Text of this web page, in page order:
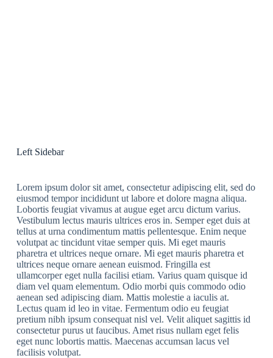
Left Sidebar
Lorem ipsum dolor sit amet, consectetur adipiscing elit, sed do
eiusmod tempor incididunt ut labore et dolore magna aliqua.
Lobortis feugiat vivamus at augue eget arcu dictum varius.
Vestibulum lectus mauris ultrices eros in. Semper eget duis at
tellus at urna condimentum mattis pellentesque. Enim neque
volutpat ac tincidunt vitae semper quis. Mi eget mauris
pharetra et ultrices neque ornare. Mi eget mauris pharetra et
ultrices neque ornare aenean euismod. Fringilla est
ullamcorper eget nulla facilisi etiam. Varius quam quisque id
diam vel quam elementum. Odio morbi quis commodo odio
aenean sed adipiscing diam. Mattis molestie a iaculis at.
Lectus quam id leo in vitae. Fermentum odio eu feugiat
pretium nibh ipsum consequat nisl vel. Velit aliquet sagittis id
consectetur purus ut faucibus. Amet risus nullam eget felis
eget nunc lobortis mattis. Maecenas accumsan lacus vel
facilisis volutpat.